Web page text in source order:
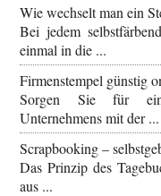
Wie wechselt man ein
Bei jedem
einmal in die ...
Firmenstempel günstig
Sorgen Sie für
Unternehmens mit der ...
Scrapbooking –
Das Prinzip des
aus ...